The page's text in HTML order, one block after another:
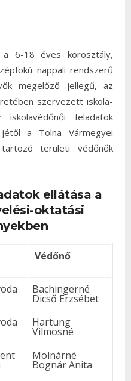
6-18 éves korosztály,
nappali rendszerű
megelőző jellegű, az
szervezett iskola-
iskolavédőnői feladatok
a Tolna Vármegyei
tartozó területi védőnők
ellátása a
oktatási
Védőnő
Bachingerné
Dicső Erzsébet
Hartung
Vilmosné
Molnárné
Bognár Anita